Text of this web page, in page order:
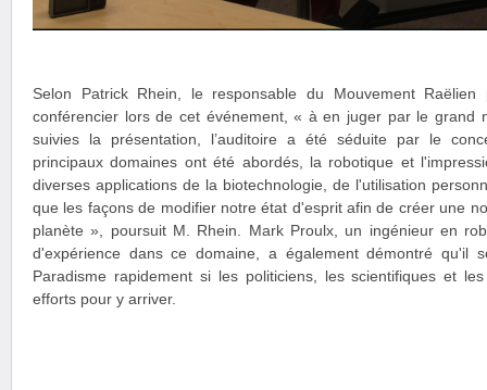
Selon Patrick Rhein, le responsable du Mouvement
conférencier lors de cet événement, « à en juger par le grand
suivies la présentation, l’auditoire a été séduite par le
principaux domaines ont été abordés, la robotique et
diverses applications de la biotechnologie, de l'utilisation
que les façons de modifier notre état d'esprit afin de créer une
planète », poursuit M. Rhein. Mark Proulx, un ingénieur en
d'expérience dans ce domaine, a également démontré qu'il
Paradisme rapidement si les politiciens, les scientifiques et
efforts pour y arriver.